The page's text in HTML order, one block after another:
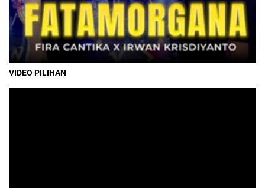
VIDEO PILIHAN